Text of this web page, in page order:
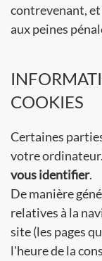
contrevenant,
aux peines
COOKIES
Certaines
votre ordinateur.
vous identifier.
De manière
relatives à la
site (les pages
l'heure de la